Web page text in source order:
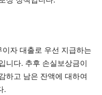
자 대출로 우선 지급하는
니다. 추후 손실보상금이
하고 남은 잔액에 대하여
.